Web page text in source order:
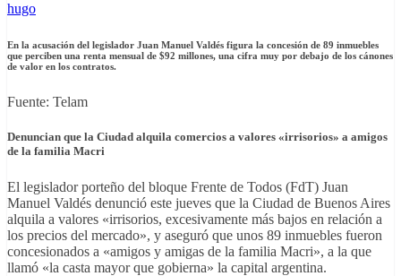
hugo
En la acusación del legislador Juan Manuel Valdés figura la concesión de 89 inmuebles
que perciben una renta mensual de $92 millones, una cifra muy por debajo de los cánones
de valor en los contratos.
Fuente: Telam
Denuncian que la Ciudad alquila comercios a valores «irrisorios» a amigos
de la familia Macri
El legislador porteño del bloque Frente de Todos (FdT) Juan
Manuel Valdés denunció este jueves que la Ciudad de Buenos Aires
alquila a valores «irrisorios, excesivamente más bajos en relación a
los precios del mercado», y aseguró que unos 89 inmuebles fueron
concesionados a «amigos y amigas de la familia Macri», a la que
llamó «la casta mayor que gobierna» la capital argentina.